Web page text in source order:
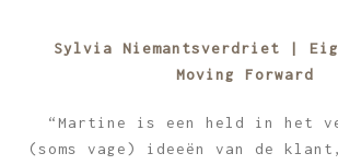
Sylvia Niemantsverdriet |
Moving Forward
“Martine is een held in het
(soms vage) ideeën van de